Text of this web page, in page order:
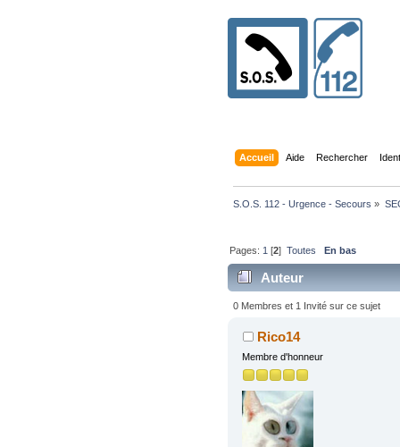
Accueil Aide Rechercher
S.O.S. 112 - Urgence - Secours »
Pages: 1 [2]Toutes En bas
Auteur
0 Membres et 1 Invité sur ce sujet
Rico14
Membre d'honneur